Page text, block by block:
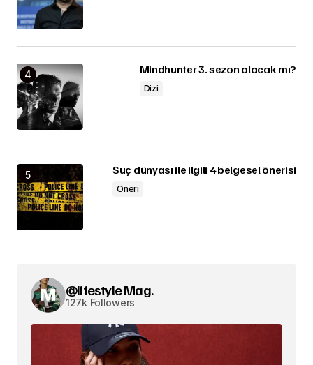
Mindhunter 3. sezon olacak mı?
Dizi
Suç dünyası ile ilgili 4 belgesel önerisi
Öneri
@lifestyle Mag.
127k Followers